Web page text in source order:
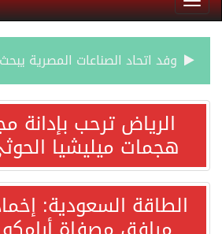
الرياض ترحب بإدانة
هجمات ميليشيا
الطاقة السعودية: